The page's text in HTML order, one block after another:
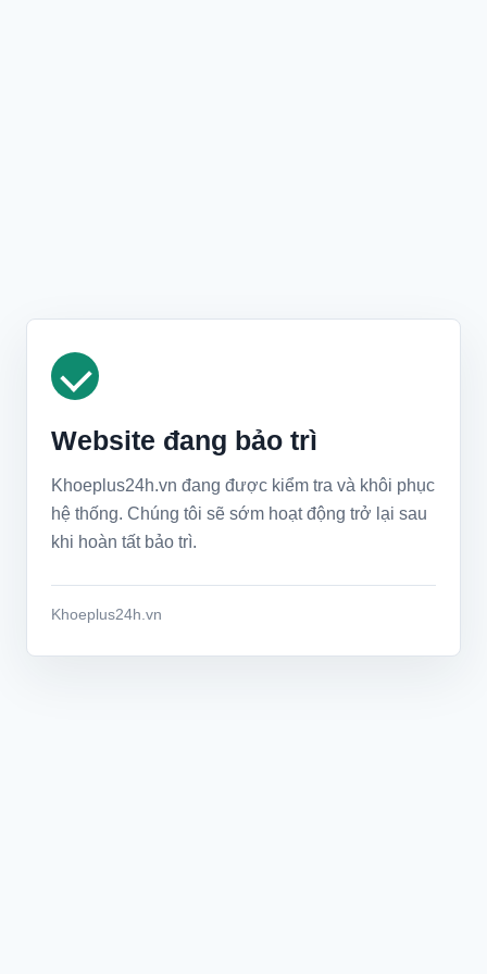
Website đang bảo trì
Khoeplus24h.vn đang được kiểm tra và khôi phục
hệ thống. Chúng tôi sẽ sớm hoạt động trở lại sau
khi hoàn tất bảo trì.
Khoeplus24h.vn